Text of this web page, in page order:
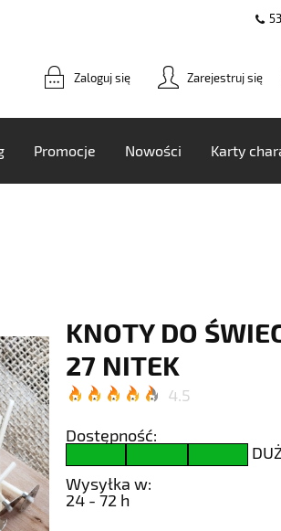
Zarejestruj się
Zaloguj się
Promocje Nowości Karty
KNOTY DO
27 NITEK
4.5
Dostępność:
Wysyłka w:
24 - 72 h